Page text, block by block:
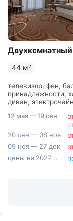
44 м2
телевизор, фен,
принадлежности,
диван,
зона с
столик, Душевая
12 мая — 19 сен
20 сен — 08 ноя
09 ноя — 27 дек
цены на 2027 г.